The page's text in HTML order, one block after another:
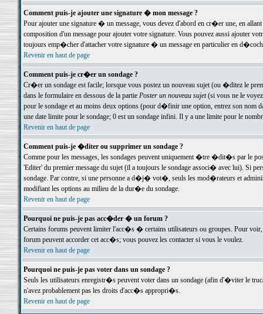
Comment puis-je ajouter une signature � mon message ?
Pour ajouter une signature � un message, vous devez d'abord en cr�er une, en
composition d'un message pour ajouter votre signature. Vous pouvez aussi ajouter
toujours emp�cher d'attacher votre signature � un message en particulier en
Revenir en haut de page
Comment puis-je cr�er un sondage ?
Cr�er un sondage est facile; lorsque vous postez un nouveau sujet (ou �ditez le
dans le formulaire en dessous de la partie Poster un nouveau sujet(si vous ne le voyez
pour le sondage et au moins deux options (pour d�finir une option, entrez son nom
une date limite pour le sondage; 0 est un sondage infini. Il y a une limite pour le
Revenir en haut de page
Comment puis-je �diter ou supprimer un sondage ?
Comme pour les messages, les sondages peuvent uniquement �tre �dit�s par le
'Editer' du premier message du sujet (il a toujours le sondage associ� avec lui). Si
sondage. Par contre, si une personne a d�j� vot�, seuls les mod�rateurs et
modifiant les options au milieu de la dur�e du sondage.
Revenir en haut de page
Pourquoi ne puis-je pas acc�der � un forum ?
Certains forums peuvent limiter l'acc�s � certains utilisateurs ou groupes. Pour
forum peuvent accorder cet acc�s; vous pouvez les contacter si vous le voulez.
Revenir en haut de page
Pourquoi ne puis-je pas voter dans un sondage ?
Seuls les utilisateurs enregistr�s peuvent voter dans un sondage (afin d'�viter le
n'avez probablement pas les droits d'acc�s appropri�s.
Revenir en haut de page